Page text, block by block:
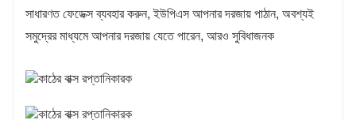
সাধারণত ফেডেক্স ব্যবহার করুন, ইউপিএস আপনার দরজায় পাঠান, অবশ্যই
সমুদ্রের মাধ্যমে আপনার দরজায় যেতে পারেন, আরও সুবিধাজনক